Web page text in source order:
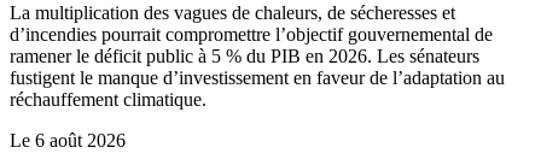
La multiplication des vagues de chaleurs, de sécheresses et
d’incendies pourrait compromettre l’objectif gouvernemental de
ramener le déficit public à 5 % du PIB en 2026. Les sénateurs
fustigent le manque d’investissement en faveur de l’adaptation au
réchauffement climatique.
Le 6 août 2026